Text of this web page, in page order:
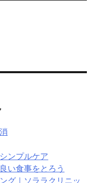
ンプルケア
い食事をとろう
グ｜ソララクリニッ